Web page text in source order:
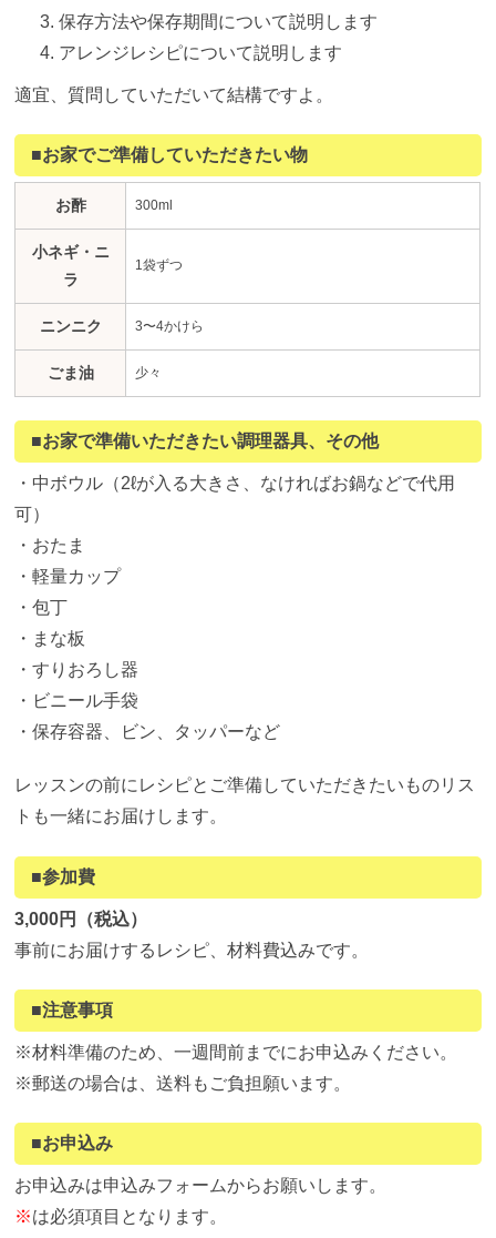
保存方法や保存期間について説明します
アレンジレシピについて説明します
適宜、質問していただいて結構ですよ。
■お家でご準備していただきたい物
お酢 300ml
小ネギ・ニ
ラ
1袋ずつ
ニンニク 3〜4かけら
ごま油 少々
■お家で準備いただきたい調理器具、その他
・中ボウル（2ℓが入る大きさ、なければお鍋などで代用
可）
・おたま
・軽量カップ
・包丁
・まな板
・すりおろし器
・ビニール手袋
・保存容器、ビン、タッパーなど
レッスンの前にレシピとご準備していただきたいものリス
トも一緒にお届けします。
■参加費
3,000円（税込）
事前にお届けするレシピ、材料費込みです。
■注意事項
※材料準備のため、一週間前までにお申込みください。
※郵送の場合は、送料もご負担願います。
■お申込み
お申込みは申込みフォームからお願いします。
※は必須項目となります。